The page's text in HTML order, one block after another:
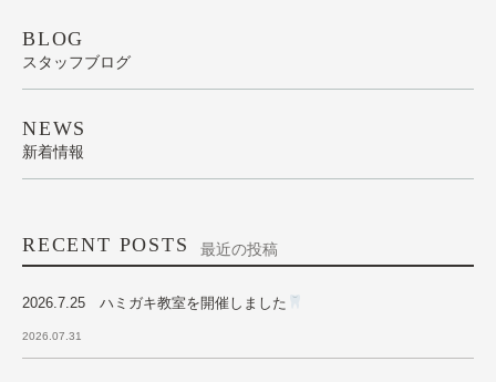
BLOG
スタッフブログ
NEWS
新着情報
RECENT POSTS 最近の投稿
2026.7.25 ハミガキ教室を開催しました
2026.07.31